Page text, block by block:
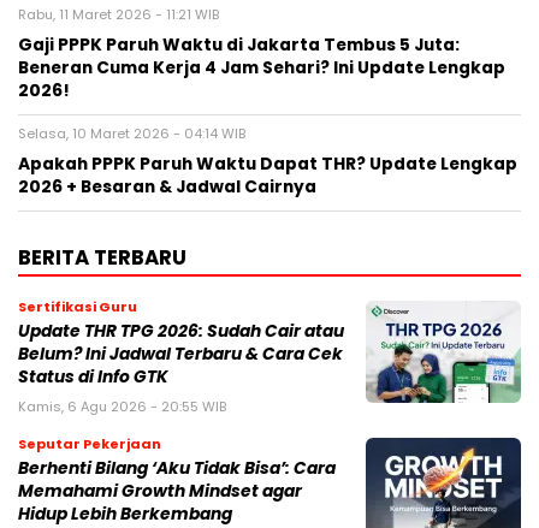
Rabu, 11 Maret 2026 - 11:21 WIB
Gaji PPPK Paruh Waktu di Jakarta Tembus 5 Juta:
Beneran Cuma Kerja 4 Jam Sehari? Ini Update Lengkap
2026!
Selasa, 10 Maret 2026 - 04:14 WIB
Apakah PPPK Paruh Waktu Dapat THR? Update Lengkap
2026 + Besaran & Jadwal Cairnya
BERITA TERBARU
Sertifikasi Guru
Update THR TPG 2026: Sudah Cair atau
Belum? Ini Jadwal Terbaru & Cara Cek
Status di Info GTK
Kamis, 6 Agu 2026 - 20:55 WIB
Seputar Pekerjaan
Berhenti Bilang ‘Aku Tidak Bisa’: Cara
Memahami Growth Mindset agar
Hidup Lebih Berkembang